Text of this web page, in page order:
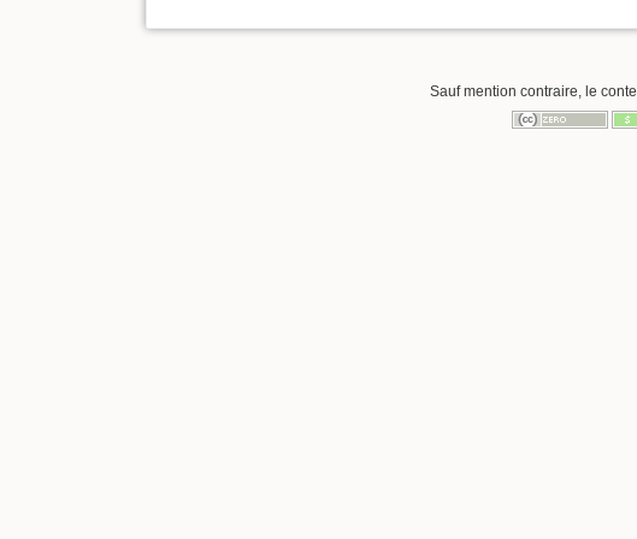
Sauf mention contraire, le